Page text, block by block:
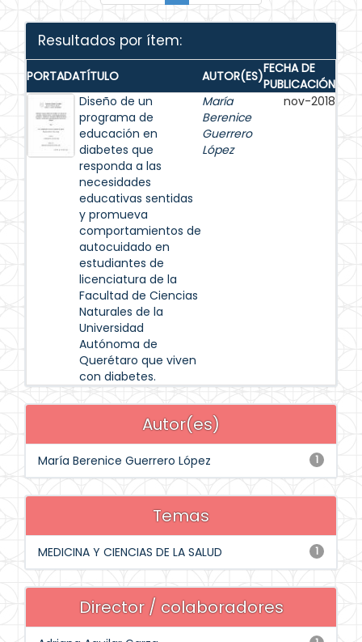
Resultados por ítem:
PORTADATÍTULO AUTOR(ES)FECHA DE
PUBLICACIÓN
Diseño de un
programa de
educación en
diabetes que
responda a las
necesidades
educativas sentidas
y promueva
comportamientos de
autocuidado en
estudiantes de
licenciatura de la
Facultad de Ciencias
Naturales de la
Universidad
Autónoma de
Querétaro que viven
con diabetes.
María
Berenice
Guerrero
López
nov-2018
Autor(es)
1
María Berenice Guerrero López
Temas
1
MEDICINA Y CIENCIAS DE LA SALUD
Director / colaboradores